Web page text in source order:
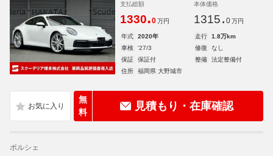
支払総額
1330.0 万円
本体価格
1315. 0 万円
年式 2020年 走行
1.8万km
車検
'27/3 修復
なし
保証
保証付 整備
法定整備付
住所
福岡県 大野城市
無
料
見積もり・在庫確認
ポルシェ